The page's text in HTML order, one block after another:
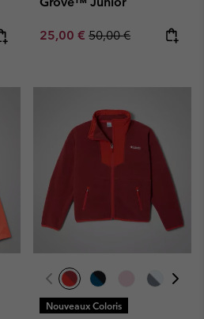
Sale price:
25,00 € Regular price:
50,00 €
Nouveaux Coloris